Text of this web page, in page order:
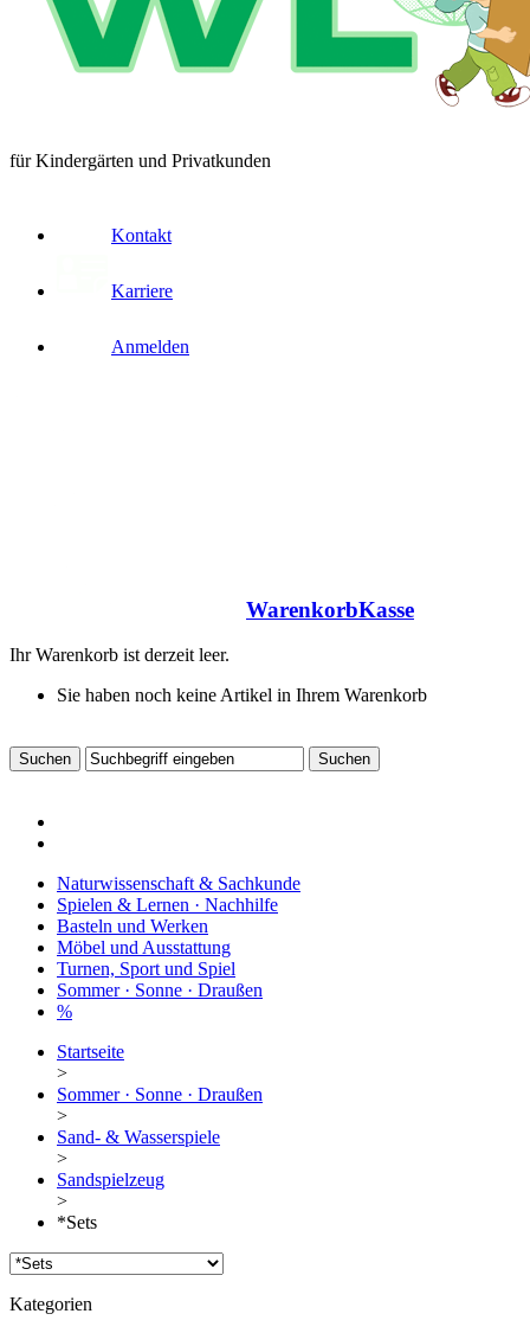
für Kindergärten und Privatkunden
Kontakt
Karriere
Anmelden
WarenkorbKasse
Ihr Warenkorb ist derzeit leer.
Sie haben noch keine Artikel in Ihrem Warenkorb
Naturwissenschaft & Sachkunde
Spielen & Lernen · Nachhilfe
Basteln und Werken
Möbel und Ausstattung
Turnen, Sport und Spiel
Sommer · Sonne · Draußen
%
Startseite
>
Sommer · Sonne · Draußen
>
Sand- & Wasserspiele
>
Sandspielzeug
>
*Sets
Kategorien